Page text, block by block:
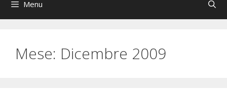
Menu
Mese: Dicembre 2009